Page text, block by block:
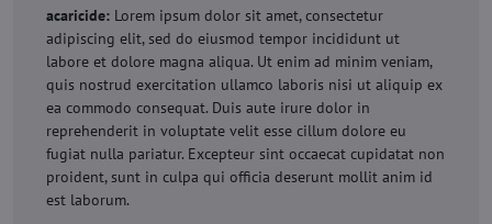
acaricide: Lorem ipsum dolor sit amet, consectetur
adipiscing elit, sed do eiusmod tempor incididunt ut
labore et dolore magna aliqua. Ut enim ad minim veniam,
quis nostrud exercitation ullamco laboris nisi ut aliquip ex
ea commodo consequat. Duis aute irure dolor in
reprehenderit in voluptate velit esse cillum dolore eu
fugiat nulla pariatur. Excepteur sint occaecat cupidatat non
proident, sunt in culpa qui officia deserunt mollit anim id
est laborum.